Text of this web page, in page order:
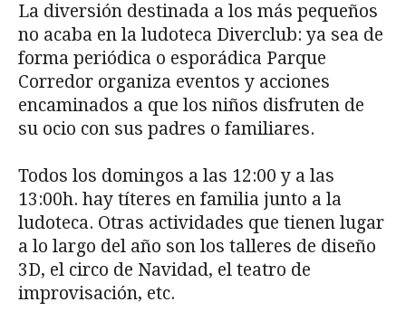
La diversión destinada a los más pequeños
no acaba en la ludoteca Diverclub: ya sea de
forma periódica o esporádica Parque
Corredor organiza eventos y acciones
encaminados a que los niños disfruten de
su ocio con sus padres o familiares.
Todos los domingos a las 12:00 y a las
13:00h. hay títeres en familia junto a la
ludoteca. Otras actividades que tienen lugar
a lo largo del año son los talleres de diseño
3D, el circo de Navidad, el teatro de
improvisación, etc.